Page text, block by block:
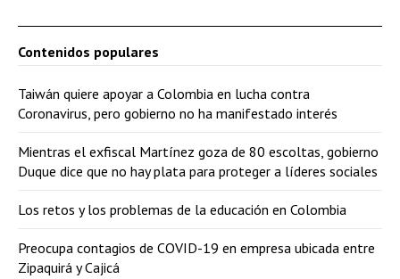
Contenidos populares
Taiwán quiere apoyar a Colombia en lucha contra
Coronavirus, pero gobierno no ha manifestado interés
Mientras el exfiscal Martínez goza de 80 escoltas, gobierno
Duque dice que no hay plata para proteger a líderes sociales
Los retos y los problemas de la educación en Colombia
Preocupa contagios de COVID-19 en empresa ubicada entre
Zipaquirá y Cajicá